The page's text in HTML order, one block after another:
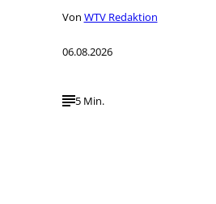
Von WTV Redaktion
06.08.2026
5 Min.